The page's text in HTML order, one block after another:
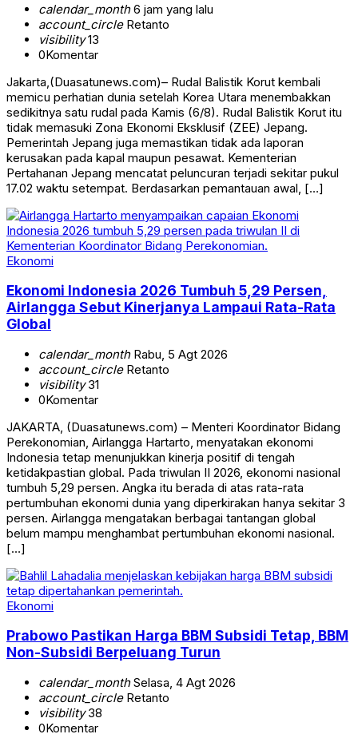
calendar_month6 jam yang lalu
account_circleRetanto
visibility13
0Komentar
Jakarta,(Duasatunews.com)– Rudal Balistik Korut kembali
memicu perhatian dunia setelah Korea Utara menembakkan
sedikitnya satu rudal pada Kamis (6/8). Rudal Balistik Korut itu
tidak memasuki Zona Ekonomi Eksklusif (ZEE) Jepang.
Pemerintah Jepang juga memastikan tidak ada laporan
kerusakan pada kapal maupun pesawat. Kementerian
Pertahanan Jepang mencatat peluncuran terjadi sekitar pukul
17.02 waktu setempat. Berdasarkan pemantauan awal, […]
Ekonomi
Ekonomi Indonesia 2026 Tumbuh 5,29 Persen,
Airlangga Sebut Kinerjanya Lampaui Rata-Rata
Global
calendar_monthRabu, 5 Agt 2026
account_circleRetanto
visibility31
0Komentar
JAKARTA, (Duasatunews.com) – Menteri Koordinator Bidang
Perekonomian, Airlangga Hartarto, menyatakan ekonomi
Indonesia tetap menunjukkan kinerja positif di tengah
ketidakpastian global. Pada triwulan II 2026, ekonomi nasional
tumbuh 5,29 persen. Angka itu berada di atas rata-rata
pertumbuhan ekonomi dunia yang diperkirakan hanya sekitar 3
persen. Airlangga mengatakan berbagai tantangan global
belum mampu menghambat pertumbuhan ekonomi nasional.
[…]
Ekonomi
Prabowo Pastikan Harga BBM Subsidi Tetap, BBM
Non-Subsidi Berpeluang Turun
calendar_monthSelasa, 4 Agt 2026
account_circleRetanto
visibility38
0Komentar